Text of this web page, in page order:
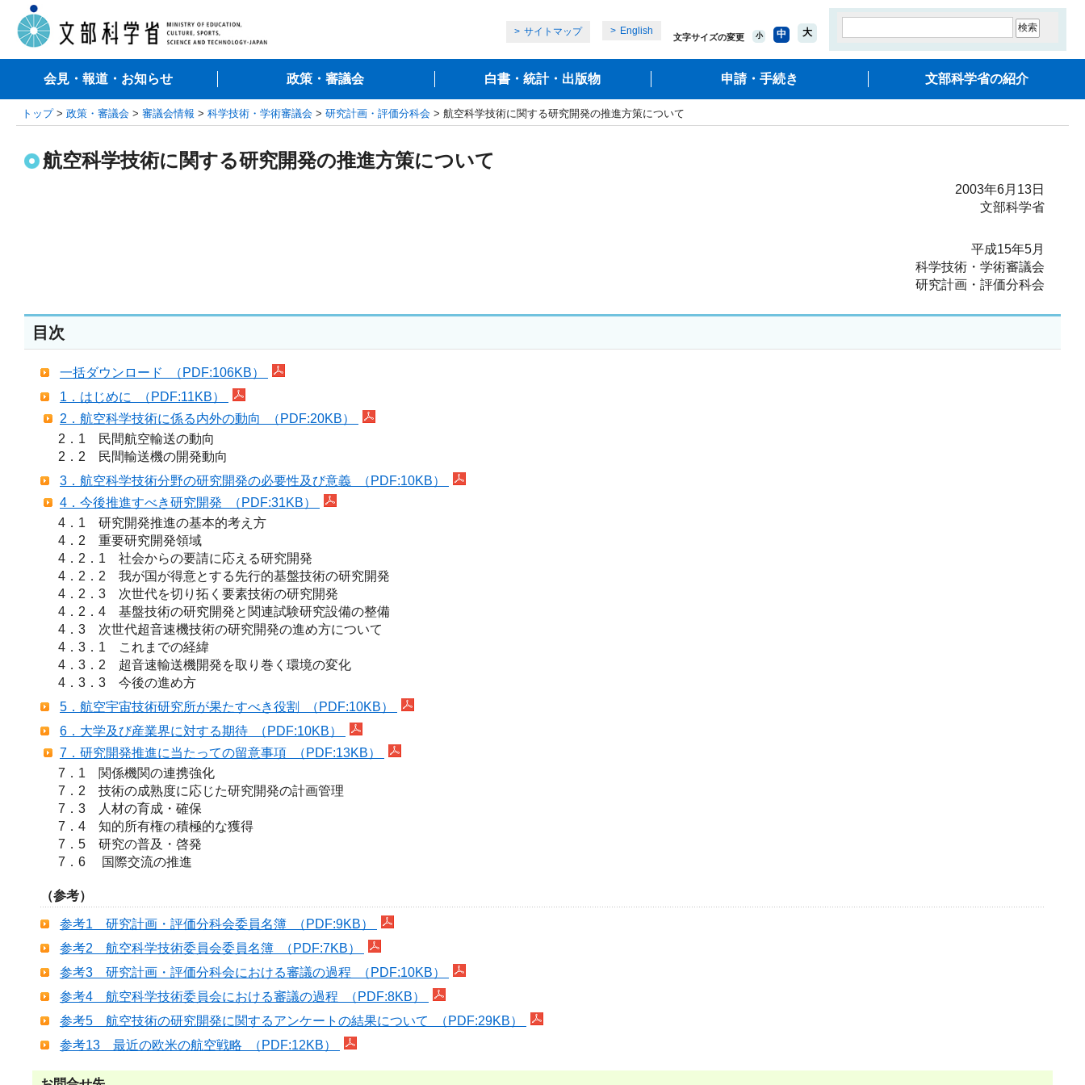
サイトマップ English
文字サイズの変更 小 中 大
会見・報道・お知らせ 政策・審議会 白書・統計・出版物 申請・手続き 文部科学省の紹介
トップ> 政策・審議会 > 審議会情報 > 科学技術・学術審議会 > 研究計画・評価分科会 > 航空科学技術に関する研究開発の推進方策について
航空科学技術に関する研究開発の推進方策について
2003年6月13日
文部科学省
平成15年5月
科学技術・学術審議会
研究計画・評価分科会
目次
一括ダウンロード （PDF:106KB）
1．はじめに （PDF:11KB）
2．航空科学技術に係る内外の動向 （PDF:20KB）
2．1　民間航空輸送の動向
2．2　民間輸送機の開発動向
3．航空科学技術分野の研究開発の必要性及び意義 （PDF:10KB）
4．今後推進すべき研究開発 （PDF:31KB）
4．1　研究開発推進の基本的考え方
4．2　重要研究開発領域
4．2．1　社会からの要請に応える研究開発
4．2．2　我が国が得意とする先行的基盤技術の研究開発
4．2．3　次世代を切り拓く要素技術の研究開発
4．2．4　基盤技術の研究開発と関連試験研究設備の整備
4．3　次世代超音速機技術の研究開発の進め方について
4．3．1　これまでの経緯
4．3．2　超音速輸送機開発を取り巻く環境の変化
4．3．3　今後の進め方
5．航空宇宙技術研究所が果たすべき役割 （PDF:10KB）
6．大学及び産業界に対する期待 （PDF:10KB）
7．研究開発推進に当たっての留意事項 （PDF:13KB）
7．1　関係機関の連携強化
7．2　技術の成熟度に応じた研究開発の計画管理
7．3　人材の育成・確保
7．4　知的所有権の積極的な獲得
7．5　研究の普及・啓発
7．6　 国際交流の推進
（参考）
参考1 研究計画・評価分科会委員名簿 （PDF:9KB）
参考2 航空科学技術委員会委員名簿 （PDF:7KB）
参考3 研究計画・評価分科会における審議の過程 （PDF:10KB）
参考4 航空科学技術委員会における審議の過程 （PDF:8KB）
参考5 航空技術の研究開発に関するアンケートの結果について （PDF:29KB）
参考13 最近の欧米の航空戦略 （PDF:12KB）